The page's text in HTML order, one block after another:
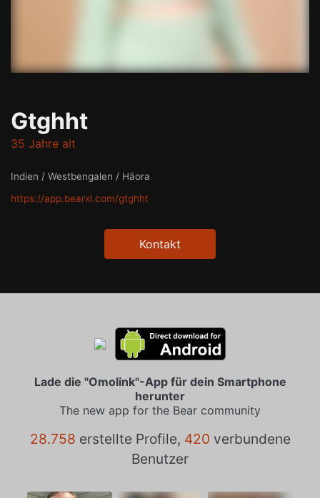
Gtghht
35 Jahre alt
Indien / Westbengalen / Hāora
https://app.bearxl.com/gtghht
Kontakt
Lade die "Omolink"-App für dein Smartphone
herunter
The new app for the Bear community
28.758 erstellte Profile, 420 verbundene
Benutzer